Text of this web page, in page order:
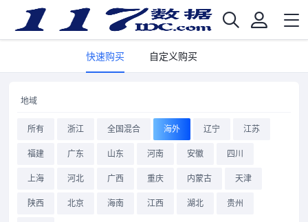
快速购买 自定义购买
地域
所有 浙江 全国混合 海外 辽宁 江苏
福建 广东 山东 河南 安徽 四川
上海 河北 广西 重庆 内蒙古 天津
陕西 北京 海南 江西 湖北 贵州